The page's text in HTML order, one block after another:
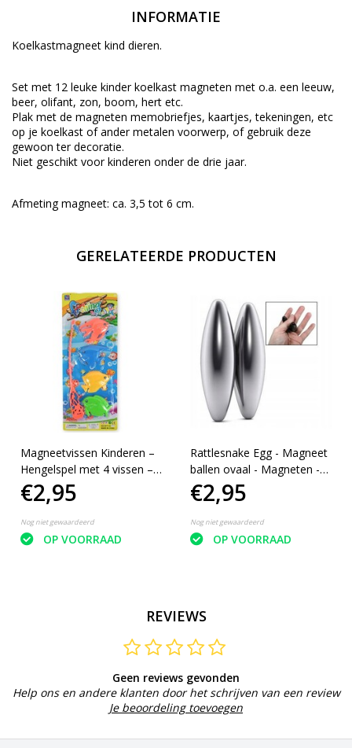
INFORMATIE
Koelkastmagneet kind dieren.
Set met 12 leuke kinder koelkast magneten met o.a. een leeuw,
beer, olifant, zon, boom, hert etc.
Plak met de magneten memobriefjes, kaartjes, tekeningen, etc
op je koelkast of ander metalen voorwerp, of gebruik deze
gewoon ter decoratie.
Niet geschikt voor kinderen onder de drie jaar.
Afmeting magneet: ca. 3,5 tot 6 cm.
GERELATEERDE PRODUCTEN
Magneetvissen Kinderen –
Hengelspel met 4 vissen –
Vis spel – Educatief
Speelgoed – Motoriek
Speelgoed - Badspeelgoed
€2,95
Nog niet gewaardeerd
OP VOORRAAD
Rattlesnake Egg - Magneet
ballen ovaal - Magneten -
Fidget
€2,95
Nog niet gewaardeerd
OP VOORRAAD
REVIEWS
Geen reviews gevonden
Help ons en andere klanten door het schrijven van een review
Je beoordeling toevoegen